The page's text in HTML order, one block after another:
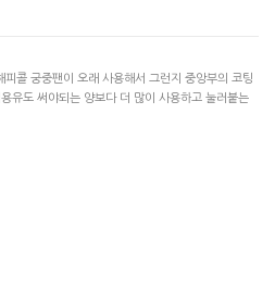
콜 궁중팬이 오래 사용해서 그런지 중앙부의 코팅
유도 써야되는 양보다 더 많이 사용하고 눌러붙는